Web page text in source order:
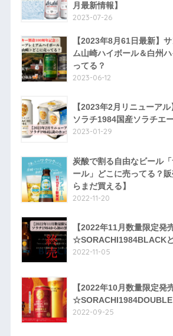
月最新情報】
2023-07-26
【2023年8月61日最新】
ム山崎ハイボール＆白州
ってる？
2023-06-12
【2023年2月リニューア
ソラチ1984国産ソラチエ
2023-01-29
炭酸で割る自由なビール
ール」どこに売ってる？
らまだ買える】
2022-11-20
【2022年11月数量限定発
☆SORACHI1984BLACK
2022-11-05
【2022年10月数量限定発
☆SORACHI1984DOUBLE
2022-09-25